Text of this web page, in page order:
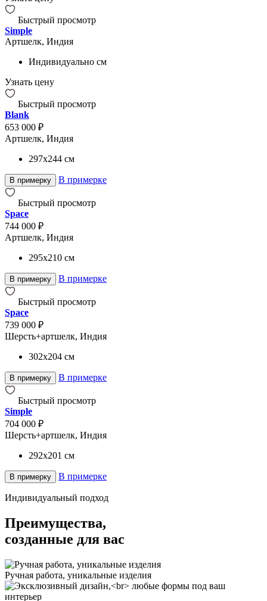
Быстрый просмотр
Simple
Артшелк, Индия
Индивидуально см
Узнать цену
Быстрый просмотр
Blank
653 000 ₽
Артшелк, Индия
297x244 см
В примерку В примерке
Быстрый просмотр
Space
744 000 ₽
Артшелк, Индия
295x210 см
В примерку В примерке
Быстрый просмотр
Space
739 000 ₽
Шерсть+артшелк, Индия
302x204 см
В примерку В примерке
Быстрый просмотр
Simple
704 000 ₽
Шерсть+артшелк, Индия
292x201 см
В примерку В примерке
Индивидуальный подход
Преимущества,
созданные для вас
Ручная работа, уникальные изделия